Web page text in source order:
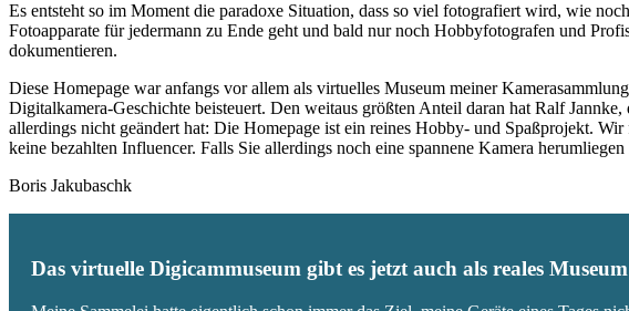
Es entsteht so im Moment die paradoxe Situation, dass so viel fotografiert wird, wie
Fotoapparate für jedermann zu Ende geht und bald nur noch Hobbyfotografen und
dokumentieren.
Diese Homepage war anfangs vor allem als virtuelles Museum meiner
Digitalkamera-Geschichte beisteuert. Den weitaus größten Anteil daran hat Ralf
allerdings nicht geändert hat: Die Homepage ist ein reines Hobby- und Spaßprojekt.
keine bezahlten Influencer. Falls Sie allerdings noch eine spannene Kamera
Boris Jakubaschk
Das virtuelle Digicammuseum gibt es jetzt auch als reales Museum